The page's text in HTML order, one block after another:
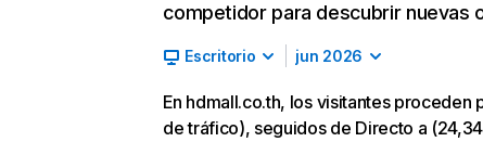
competidor para descubrir nuevas
Escritorio jun 2026
En hdmall.co.th, los visitantes
de tráfico), seguidos de Directo a